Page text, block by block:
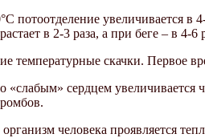
увеличивается в
в 2-3 раза, а при беге – в 4-
температурные скачки. Первое
сердцем увеличивается
человека проявляется